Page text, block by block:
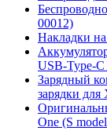
00012)
Накладки
USB-Type-
Зарядный
зарядки
One (S